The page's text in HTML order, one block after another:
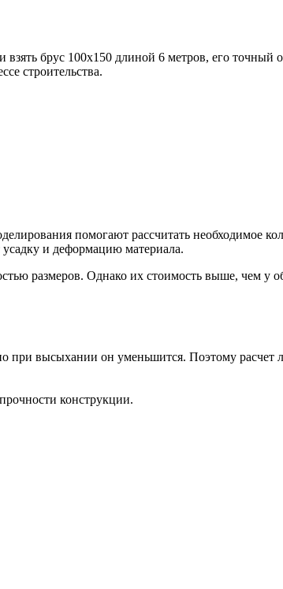
брус 100х150 длиной 6 метров, его точный
строительства.
помогают рассчитать необходимое
и деформацию материала.
размеров. Однако их стоимость выше, чем у
при высыхании он уменьшится. Поэтому расчет
конструкции.